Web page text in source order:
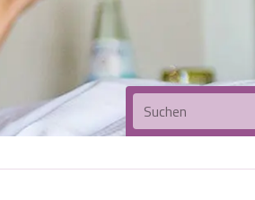
Suchen